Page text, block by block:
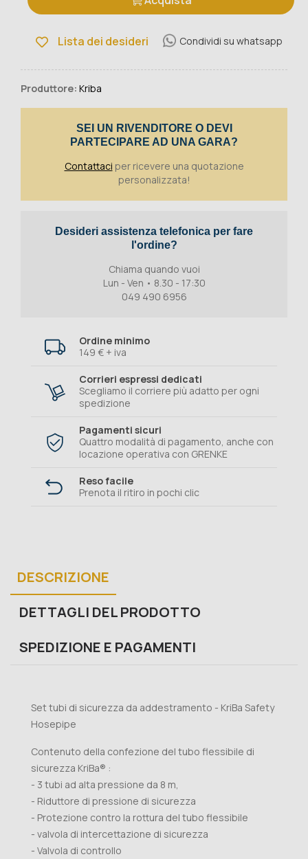
Lista dei desideri Condividi su whatsapp
Produttore: Kriba
SEI UN RIVENDITORE O DEVI
PARTECIPARE AD UNA GARA?
Contattaci per ricevere una quotazione
personalizzata!
Desideri assistenza telefonica per fare
l'ordine?
Chiama quando vuoi
Lun - Ven • 8.30 - 17:30
049 490 6956
Ordine minimo
149 € + iva
Corrieri espressi dedicati
Scegliamo il corriere più adatto per ogni
spedizione
Pagamenti sicuri
Quattro modalità di pagamento, anche con
locazione operativa con GRENKE
Reso facile
Prenota il ritiro in pochi clic
DESCRIZIONE
DETTAGLI DEL PRODOTTO
SPEDIZIONE E PAGAMENTI
Set tubi di sicurezza da addestramento - KriBa Safety
Hosepipe
Contenuto della confezione del tubo flessibile di
sicurezza KriBa® :
- 3 tubi ad alta pressione da 8 m,
- Riduttore di pressione di sicurezza
- Protezione contro la rottura del tubo flessibile
- valvola di intercettazione di sicurezza
- Valvola di controllo